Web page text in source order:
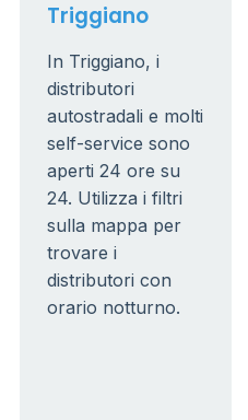
Triggiano
In Triggiano, i
distributori
autostradali e molti
self-service sono
aperti 24 ore su
24. Utilizza i filtri
sulla mappa per
trovare i
distributori con
orario notturno.